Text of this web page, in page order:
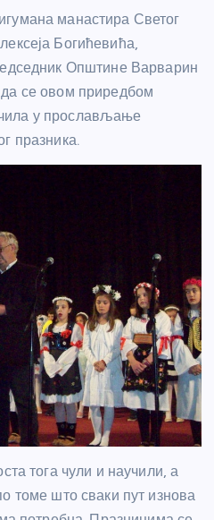
манастира Светог
Богићевића,
Општине Варварин
се овом приредбом
у прослављање
празника.
тога чули и научили, а
томе што сваки пут изнова